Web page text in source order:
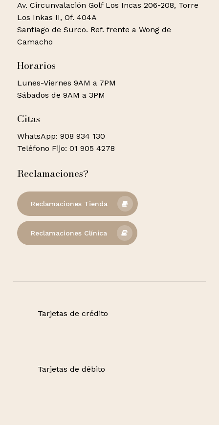
Av. Circunvalación Golf Los Incas 206-208, Torre
Los Inkas II, Of. 404A
Santiago de Surco. Ref. frente a Wong de
Camacho
Horarios
Lunes-Viernes 9AM a 7PM
Sábados de 9AM a 3PM
Citas
WhatsApp: 908 934 130
Teléfono Fijo: 01 905 4278
Reclamaciones?
Reclamaciones Tienda
Reclamaciones Clínica
Tarjetas de crédito
Tarjetas de débito